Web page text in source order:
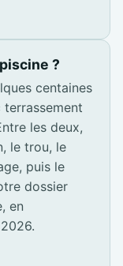
?
centaines
les deux,
le trou, le
puis le
dossier
en